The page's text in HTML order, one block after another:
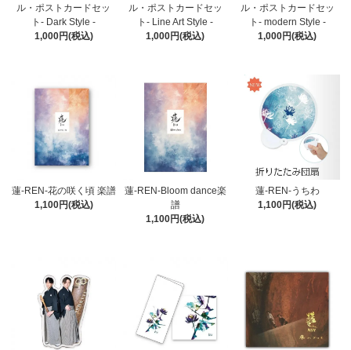
ル・ポストカードセッ
ト- Dark Style -
1,000円(税込)
ル・ポストカードセッ
ト- Line Art Style -
1,000円(税込)
ル・ポストカードセッ
ト- modern Style -
1,000円(税込)
蓮-REN-花の咲く頃 楽譜
1,100円(税込)
蓮-REN-Bloom dance楽
譜
1,100円(税込)
蓮-REN-うちわ
1,100円(税込)